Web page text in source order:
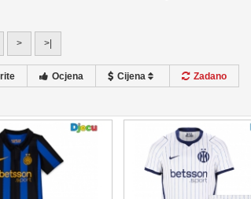
> >|
Ocjena Cijena Zadano